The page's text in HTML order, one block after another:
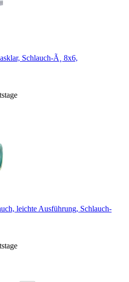
Schlauch-Ã¸ 8x6,
leichte Ausführung, Schlauch-